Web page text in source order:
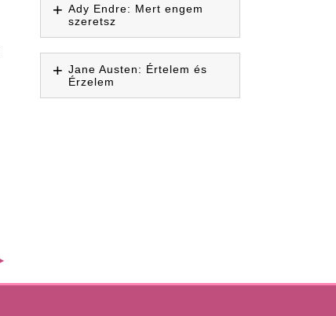
Ady Endre: Mert engem
szeretsz
Jane Austen: Értelem és
Érzelem